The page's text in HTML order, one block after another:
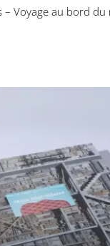
– Voyage au bord
Miniet – Pour
passer par